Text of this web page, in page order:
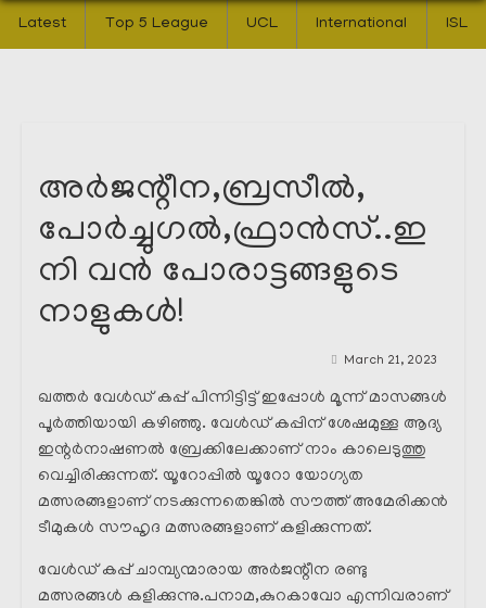
Latest Top 5 League UCL International ISL
അർജന്റീന,ബ്രസീൽ,
പോർച്ചുഗൽ,ഫ്രാൻസ്..ഇ
നി വൻ പോരാട്ടങ്ങളുടെ
നാളുകൾ!
March 21, 2023
ഖത്തർ വേൾഡ് കപ്പ് പിന്നിട്ടിട്ട് ഇപ്പോൾ മൂന്ന് മാസങ്ങൾ
പൂർത്തിയായി കഴിഞ്ഞു. വേൾഡ് കപ്പിന് ശേഷമുള്ള ആദ്യ
ഇന്റർനാഷണൽ ബ്രേക്കിലേക്കാണ് നാം കാലെടുത്തു
വെച്ചിരിക്കുന്നത്. യൂറോപ്പിൽ യൂറോ യോഗ്യത
മത്സരങ്ങളാണ് നടക്കുന്നതെങ്കിൽ സൗത്ത് അമേരിക്കൻ
ടീമുകൾ സൗഹൃദ മത്സരങ്ങളാണ് കളിക്കുന്നത്.
വേൾഡ് കപ്പ് ചാമ്പ്യന്മാരായ അർജന്റീന രണ്ടു
മത്സരങ്ങൾ കളിക്കുന്നു.പനാമ,കുറകാവോ എന്നിവരാണ്